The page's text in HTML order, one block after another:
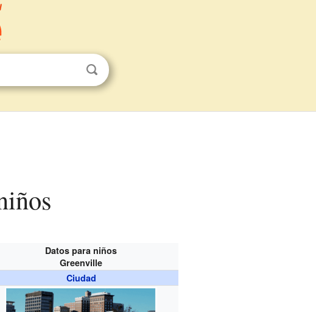
Datos para niños
Greenville
Ciudad